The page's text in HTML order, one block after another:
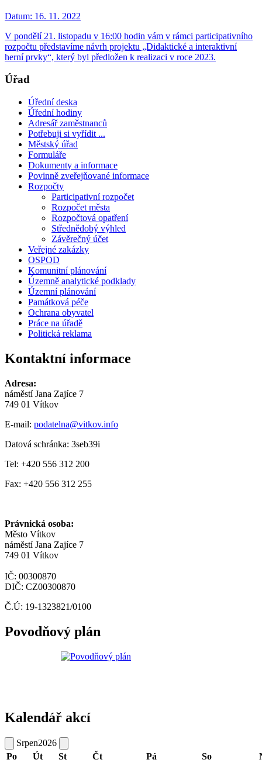
Datum: 16. 11. 2022
V pondělí 21. listopadu v 16:00 hodin vám v rámci participativního
rozpočtu představíme návrh projektu „Didaktické a interaktivní
herní prvky“, který byl předložen k realizaci v roce 2023.
Úřad
Úřední deska
Úřední hodiny
Adresář zaměstnanců
Potřebuji si vyřídit ...
Městský úřad
Formuláře
Dokumenty a informace
Povinně zveřejňované informace
Rozpočty
Participativní rozpočet
Rozpočet města
Rozpočtová opatření
Střednědobý výhled
Závěrečný účet
Veřejné zakázky
OSPOD
Komunitní plánování
Územně analytické podklady
Územní plánování
Památková péče
Ochrana obyvatel
Práce na úřadě
Politická reklama
Kontaktní informace
Adresa:
náměstí Jana Zajíce 7
749 01 Vítkov
E-mail: podatelna@vitkov.info
Datová schránka: 3seb39i
Tel: +420 556 312 200
Fax: +420 556 312 255
Právnická osoba:
Město Vítkov
náměstí Jana Zajíce 7
749 01 Vítkov
IČ: 00300870
DIČ: CZ00300870
Č.Ú: 19-1323821/0100
Povodňový plán
Kalendář akcí
Srpen2026
Po
Út St Čt Pá So